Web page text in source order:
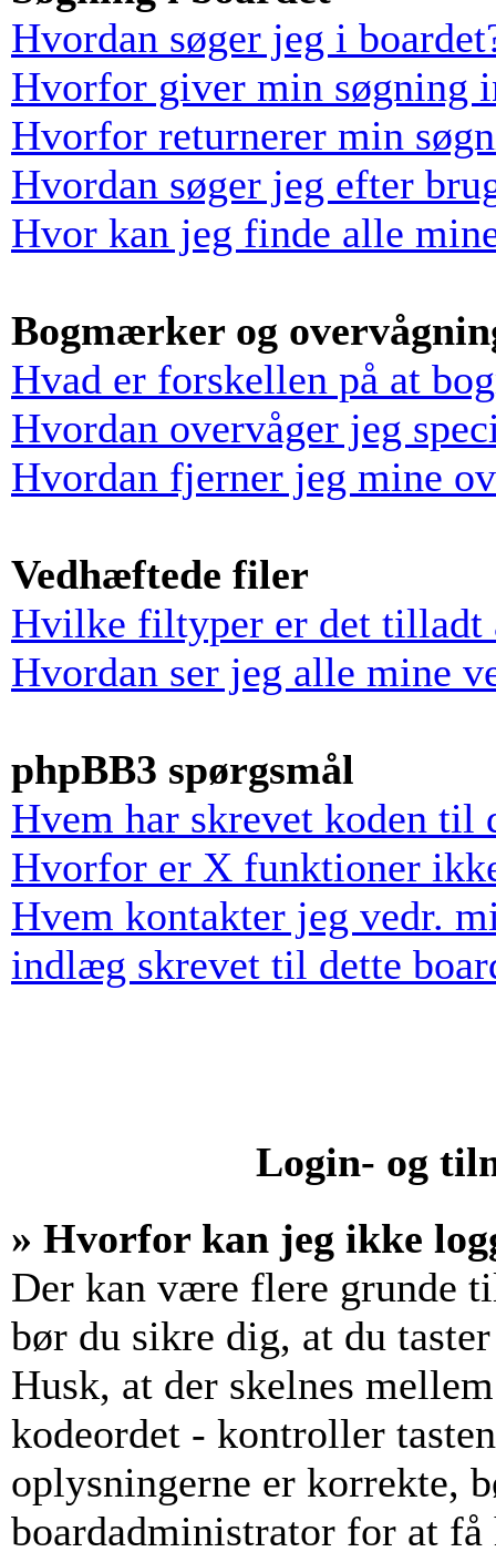
Hvordan søger jeg i
Hvorfor giver min søgning
Hvorfor returnerer min
Hvordan søger jeg efter
Hvor kan jeg finde alle
Bogmærker og
Hvad er forskellen på at
Hvordan overvåger jeg
Hvordan fjerner jeg mine
Vedhæftede filer
Hvilke filtyper er det tilladt
Hvordan ser jeg alle mine
phpBB3 spørgsmål
Hvem har skrevet koden til
Hvorfor er X funktioner
Hvem kontakter jeg vedr.
indlæg skrevet til dette
Login- og
» Hvorfor kan jeg ikke
Der kan være flere grunde
bør du sikre dig, at du
Husk, at der skelnes
kodeordet - kontroller
oplysningerne er korrekte,
boardadministrator for at